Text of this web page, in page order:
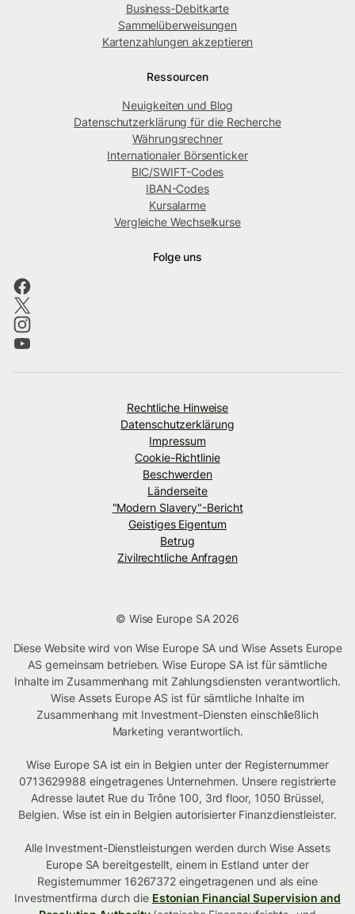
Business-Debitkarte
Sammelüberweisungen
Kartenzahlungen akzeptieren
Ressourcen
Neuigkeiten und Blog
Datenschutzerklärung für die Recherche
Währungsrechner
Internationaler Börsenticker
BIC/SWIFT-Codes
IBAN-Codes
Kursalarme
Vergleiche Wechselkurse
Folge uns
Rechtliche Hinweise
Datenschutzerklärung
Impressum
Cookie-Richtlinie
Beschwerden
Länderseite
"Modern Slavery"-Bericht
Geistiges Eigentum
Betrug
Zivilrechtliche Anfragen
© Wise Europe SA 2026
Diese Website wird von Wise Europe SA und Wise Assets Europe
AS gemeinsam betrieben. Wise Europe SA ist für sämtliche
Inhalte im Zusammenhang mit Zahlungsdiensten verantwortlich.
Wise Assets Europe AS ist für sämtliche Inhalte im
Zusammenhang mit Investment-Diensten einschließlich
Marketing verantwortlich.
Wise Europe SA ist ein in Belgien unter der Registernummer
0713629988 eingetragenes Unternehmen. Unsere registrierte
Adresse lautet Rue du Trône 100, 3rd floor, 1050 Brüssel,
Belgien. Wise ist ein in Belgien autorisierter Finanzdienstleister.
Alle Investment-Dienstleistungen werden durch Wise Assets
Europe SA bereitgestellt, einem in Estland unter der
Registernummer 16267372 eingetragenen und als eine
Investmentfirma durch die Estonian Financial Supervision and